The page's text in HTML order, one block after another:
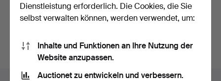
Suche speichern
Archiv
suchen.
Dienstleistung erforderlich. Die Cookies, die Sie
selbst verwalten können, werden verwendet, um:
Inhalte und Funktionen an Ihre Nutzung der
Website anzupassen.
Auctionet zu entwickeln und verbessern.